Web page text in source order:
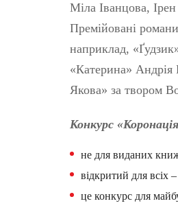
Міла Іванцова,
Премійовані
наприклад,
«Катерина» Андрія
Якова» за твором
Конкурс
не для виданих
відкритий для всіх
це конкурс для